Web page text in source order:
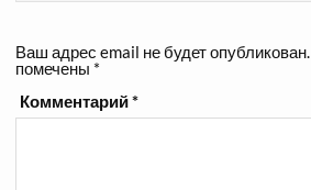
Ваш адрес email не будет опубликован.
помечены *
Комментарий*